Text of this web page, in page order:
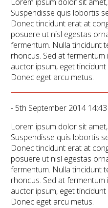
Suspendisse quis lobortis
Donec tincidunt erat at
posuere ut nisl egestas
fermentum. Nulla tincidunt
rhoncus. Sed at
auctor ipsum, eget
Donec eget arcu metus.
- 5th September 2014 14:43
Lorem ipsum dolor sit
Suspendisse quis lobortis
Donec tincidunt erat at
posuere ut nisl egestas
fermentum. Nulla tincidunt
rhoncus. Sed at
auctor ipsum, eget
Donec eget arcu metus.